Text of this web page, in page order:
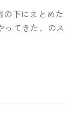
下にまとめた
ってきた、のス